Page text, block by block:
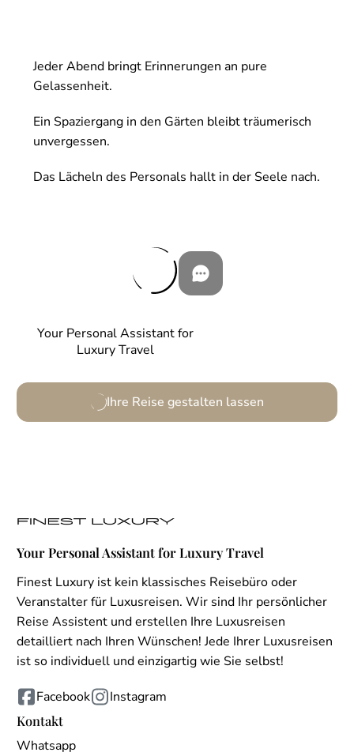
Your Personal Assistant for
Luxury Travel
Ihre Reise gestalten lassen
Jeder Abend bringt Erinnerungen an pure
Gelassenheit.
Ein Spaziergang in den Gärten bleibt träumerisch
unvergessen.
Das Lächeln des Personals hallt in der Seele nach.
Your Personal Assistant for Luxury Travel
Finest Luxury ist kein klassisches Reisebüro oder
Veranstalter für Luxusreisen. Wir sind Ihr persönlicher
Reise Assistent und erstellen Ihre Luxusreisen
detailliert nach Ihren Wünschen! Jede Ihrer Luxusreisen
ist so individuell und einzigartig wie Sie selbst!
Facebook
Instagram
Kontakt
Whatsapp